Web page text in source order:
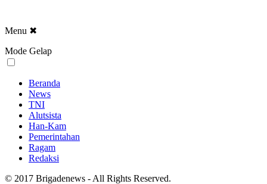
Menu ✖
Mode Gelap
Beranda
News
TNI
Alutsista
Han-Kam
Pemerintahan
Ragam
Redaksi
© 2017 Brigadenews - All Rights Reserved.